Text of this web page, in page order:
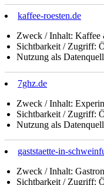
kaffee-roesten.de
Zweck / Inhalt: Kaffee
Sichtbarkeit / Zugriff:
Nutzung als
7ghz.de
Zweck / Inhalt:
Sichtbarkeit / Zugriff:
Nutzung als
gaststaette-in-
Zweck / Inhalt:
Sichtbarkeit / Zugriff: